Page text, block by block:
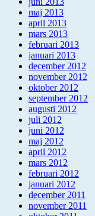
maj 2013
april 2013
mars 2013
februari 2013
januari 2013
december 2012
november 2012
oktober 2012
september 2012
augusti 2012
juli 2012
juni 2012
maj 2012
april 2012
mars 2012
februari 2012
januari 2012
december 2011
november 2011